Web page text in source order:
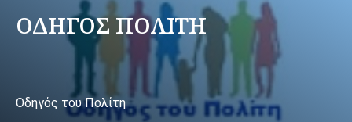
ΟΔΗΓΟΣ ΠΟΛΙΤΗ
Οδηγός του Πολίτη